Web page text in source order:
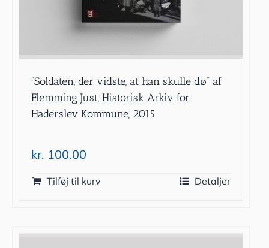
”Soldaten, der vidste, at han skulle dø” af
Flemming Just, Historisk Arkiv for
Haderslev Kommune, 2015
kr. 100.00
Tilføj til kurv Detaljer